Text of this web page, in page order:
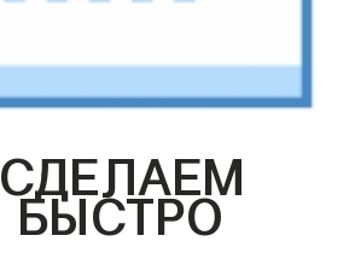
СДЕЛАЕМ
БЫСТРО